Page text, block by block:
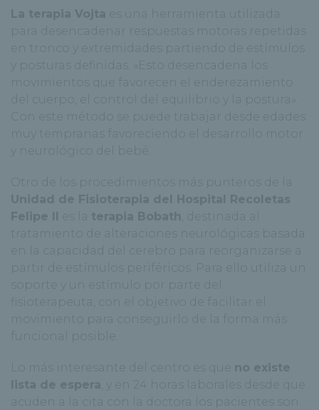
La terapia Vojta es una herramienta utilizada
para desencadenar respuestas motoras repetidas
en tronco y extremidades partiendo de estímulos
y posturas definidas. «Esto desencadena los
movimientos que favorecen el enderezamiento
del cuerpo, el control del equilibrio y la postura».
Con este método se puede trabajar desde edades
muy tempranas favoreciendo el desarrollo motor
y neurológico del bebé.
Otro de los procedimientos más punteros de la
Unidad de Fisioterapia del Hospital Recoletas
Felipe II es la terapia Bobath , destinada al
tratamiento de alteraciones neurológicas basada
en la capacidad del cerebro para reorganizarse a
partir de estímulos periféricos. Para ello utiliza un
soporte y un estímulo por parte del
fisioterapeuta, con el objetivo de facilitar el
movimiento para conseguirlo de la forma más
funcional posible.
Lo más interesante del centro es que no existe
lista de espera , y en 24 horas laborales desde que
acuden a la cita con la doctora los pacientes son